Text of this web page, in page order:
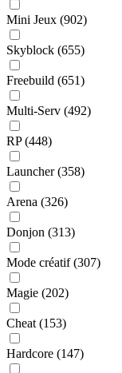
Mini Jeux (902)
Skyblock (655)
Freebuild (651)
Multi-Serv (492)
RP(448)
Launcher(358)
Arena (326)
Donjon (313)
Mode créatif(307)
Magie (202)
Cheat (153)
Hardcore (147)